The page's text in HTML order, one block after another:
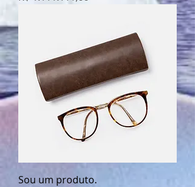
Sou um produto.